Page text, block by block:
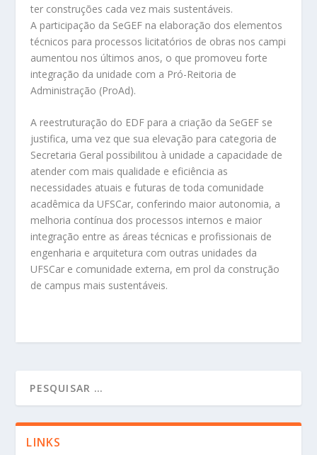
ter construções cada vez mais sustentáveis.
A participação da SeGEF na elaboração dos elementos
técnicos para processos licitatórios de obras nos campi
aumentou nos últimos anos, o que promoveu forte
integração da unidade com a Pró-Reitoria de
Administração (ProAd).
A reestruturação do EDF para a criação da SeGEF se
justifica, uma vez que sua elevação para categoria de
Secretaria Geral possibilitou à unidade a capacidade de
atender com mais qualidade e eficiência as
necessidades atuais e futuras de toda comunidade
acadêmica da UFSCar, conferindo maior autonomia, a
melhoria contínua dos processos internos e maior
integração entre as áreas técnicas e profissionais de
engenharia e arquitetura com outras unidades da
UFSCar e comunidade externa, em prol da construção
de campus mais sustentáveis.
LINKS